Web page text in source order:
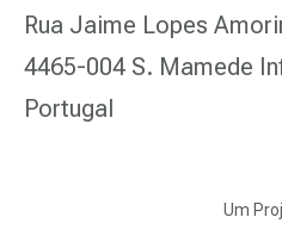
Rua Jaime Lopes
4465-004 S. Mamede
Portugal
Um